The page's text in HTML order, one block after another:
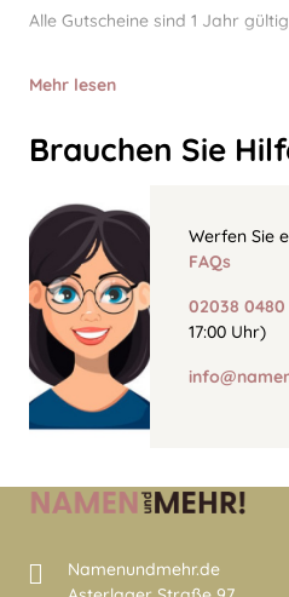
Alle Gutscheine sind 1 Jahr
Mehr lesen
Brauchen Sie
Werfen Sie
FAQs
02038 0480
17:00 Uhr)
Namenundmehr.de